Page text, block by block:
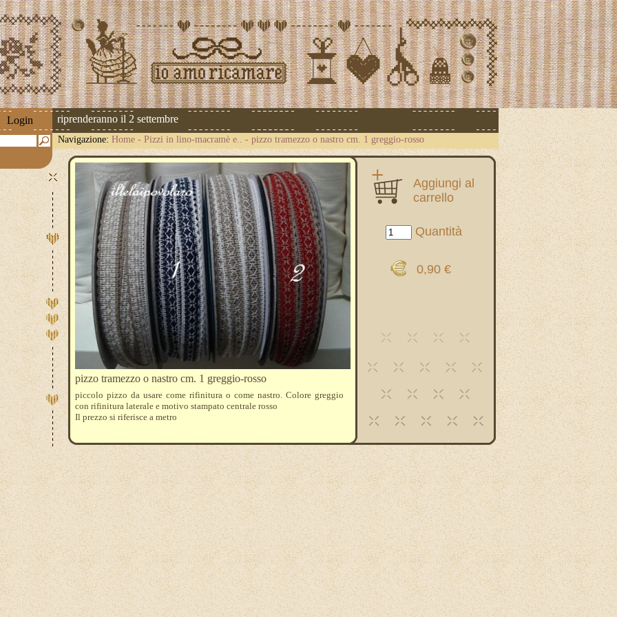
Login riprenderanno il 2 settembre
Navigazione: Home - Pizzi in lino-macramè e.. - pizzo tramezzo o nastro cm. 1 greggio-rosso
Aggiungi al
carrello
Quantità
0,90 €
pizzo tramezzo o nastro cm. 1 greggio-rosso
piccolo pizzo da usare come rifinitura o come nastro. Colore greggio
con rifinitura laterale e motivo stampato centrale rosso
Il prezzo si riferisce a metro